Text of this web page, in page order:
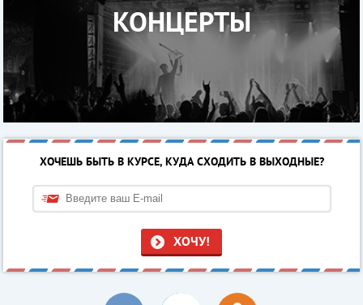
КОНЦЕРТЫ
ХОЧЕШЬ БЫТЬ В КУРСЕ, КУДА СХОДИТЬ В ВЫХОДНЫЕ?
ХОЧУ!